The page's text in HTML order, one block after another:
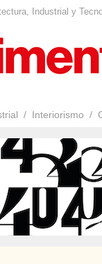
Industrial y
Interiorismo